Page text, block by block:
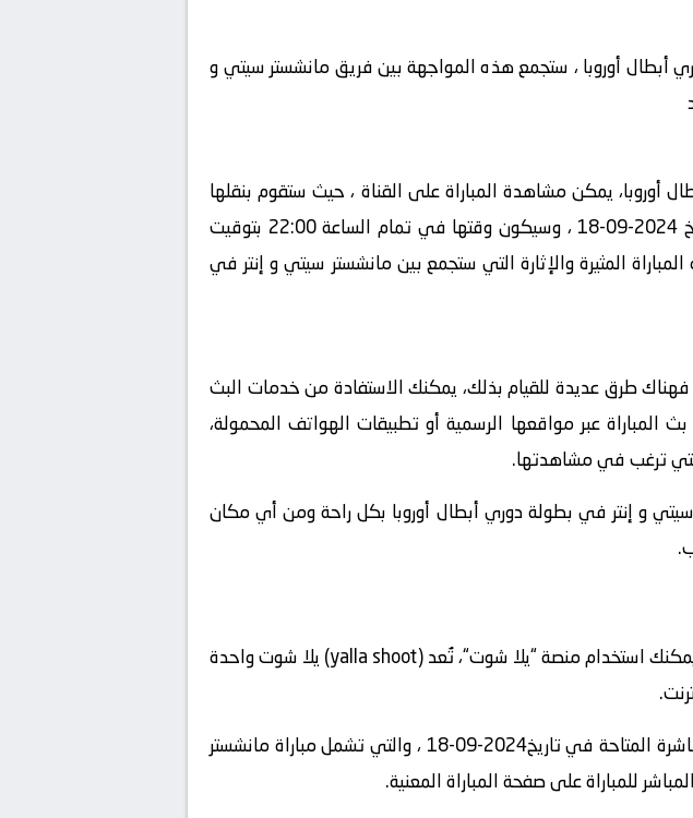
أبطال أوروبا ، ستجمع هذه المواجهة بين فريق مانشستر سيتي و
أوروبا، يمكن مشاهدة المباراة على القناة ، حيث ستقوم بنقلها
بشكل حصري، سيكون المعلق في هذه المباراة هو ، ستقام المباراة في تاريخ 2024-09-18 ، وسيكون وقتها في تمام الساعة 22:00 بتوقيت
المثيرة والإثارة التي ستجمع بين مانشستر سيتي و إنتر في
طرق عديدة للقيام بذلك، يمكنك الاستفادة من خدمات البث
المباراة عبر مواقعها الرسمية أو تطبيقات الهواتف المحمولة،
التي ترغب في مشاهدتها.
سيتي و إنتر في بطولة دوري أبطال أوروبا بكل راحة ومن أي مكان
، يمكنك استخدام منصة “يلا شوت“، تُعد (yalla shoot) يلا شوت واحدة
” على الإنترنت واستعرض قائمة المباريات المباشرة المتاحة في تاريخ2024-09-18 ، والتي تشمل مباراة مانشستر
للمباراة على صفحة المباراة المعنية.